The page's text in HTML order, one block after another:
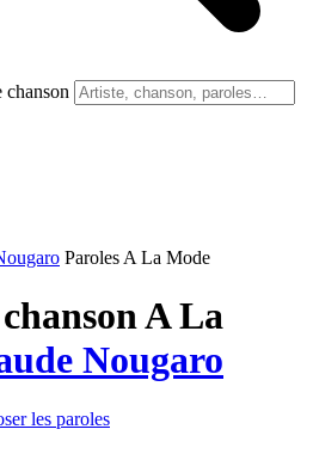
chanson
Paroles A La Mode
A La
Nougaro
les paroles